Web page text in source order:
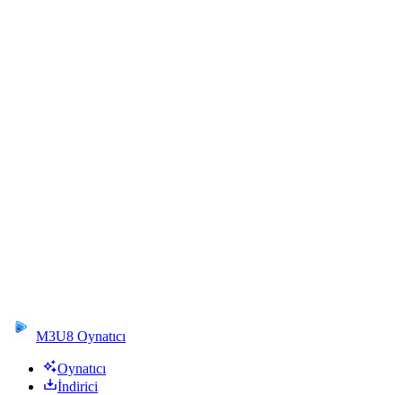
M3U8 Oynatıcı
Oynatıcı
İndirici